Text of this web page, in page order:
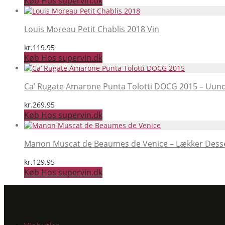
Louis Moreau Petit Chablis 2018 Vin
kr.119.95
Køb Hos supervin.dk
Ca’ Rugate Amarone Punta Tolotti DOCG 2015 –
kr.269.95
Køb Hos supervin.dk
Manon Muscat de Beaumes de Venice – Lækker
kr.129.95
Køb Hos supervin.dk